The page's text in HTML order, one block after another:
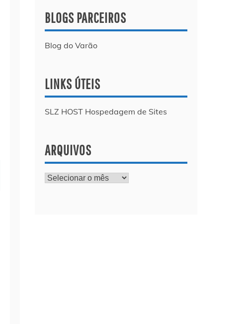
BLOGS PARCEIROS
Blog do Varão
LINKS ÚTEIS
SLZ HOST Hospedagem de Sites
ARQUIVOS
Arquivos